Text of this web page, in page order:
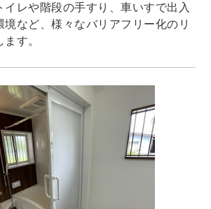
イレや階段の手すり、車いすで出入
境など、様々なバリアフリー化のリ
す。